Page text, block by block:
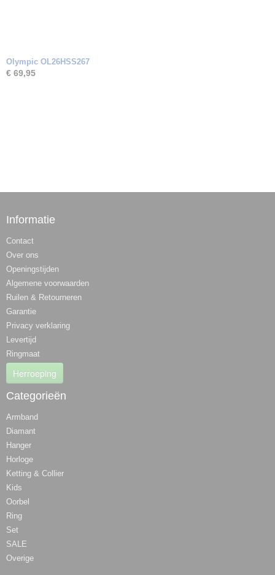
Olympic OL26HSS267
€ 69,95
Informatie
Contact
Over ons
Openingstijden
Algemene voorwaarden
Ruilen & Retourneren
Garantie
Privacy verklaring
Levertijd
Ringmaat
Herroeping
Categorieën
Armband
Diamant
Hanger
Horloge
Ketting & Collier
Kids
Oorbel
Ring
Set
SALE
Overige